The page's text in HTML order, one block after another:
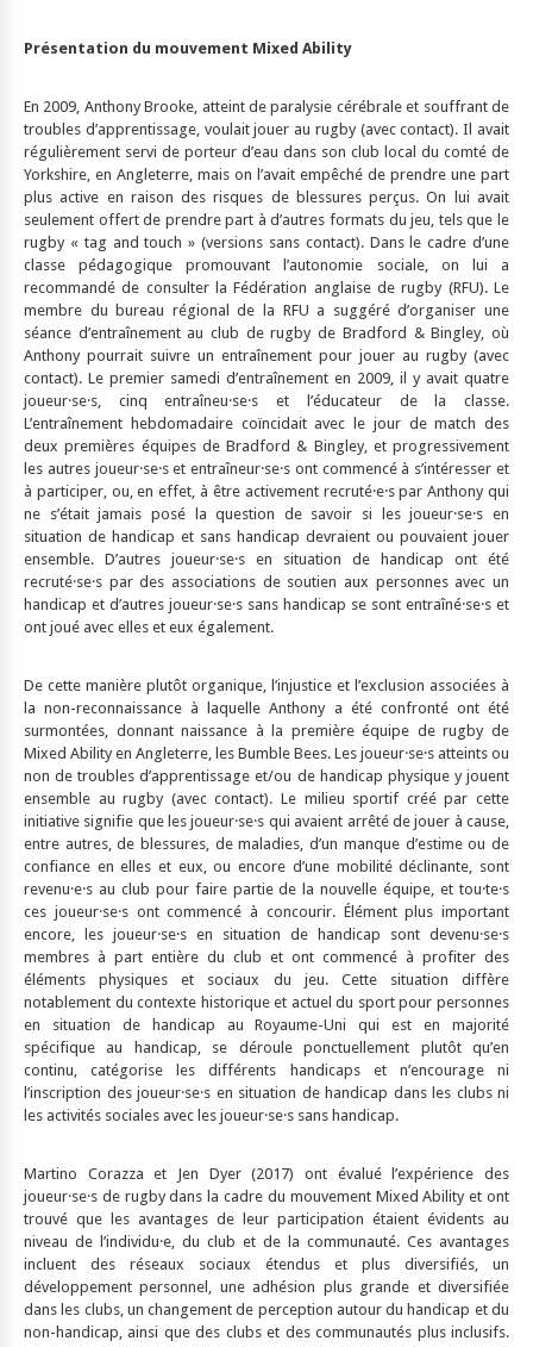
Présentation du mouvement Mixed Ability
En 2009, Anthony Brooke, atteint de paralysie cérébrale et souffrant de
troubles d’apprentissage, voulait jouer au rugby (avec contact). Il avait
régulièrement servi de porteur d’eau dans son club local du comté de
Yorkshire, en Angleterre, mais on l’avait empêché de prendre une part
plus active en raison des risques de blessures perçus. On lui avait
seulement offert de prendre part à d’autres formats du jeu, tels que le
rugby « tag and touch » (versions sans contact). Dans le cadre d’une
classe pédagogique promouvant l’autonomie sociale, on lui a
recommandé de consulter la Fédération anglaise de rugby (RFU). Le
membre du bureau régional de la RFU a suggéré d’organiser une
séance d’entraînement au club de rugby de Bradford & Bingley, où
Anthony pourrait suivre un entraînement pour jouer au rugby (avec
contact). Le premier samedi d’entraînement en 2009, il y avait quatre
joueur·se·s, cinq entraîneu·se·s et l’éducateur de la classe.
L’entraînement hebdomadaire coïncidait avec le jour de match des
deux premières équipes de Bradford & Bingley, et progressivement
les autres joueur·se·s et entraîneur·se·s ont commencé à s’intéresser et
à participer, ou, en effet, à être activement recruté·e·s par Anthony qui
ne s’était jamais posé la question de savoir si les joueur·se·s en
situation de handicap et sans handicap devraient ou pouvaient jouer
ensemble. D’autres joueur·se·s en situation de handicap ont été
recruté·se·s par des associations de soutien aux personnes avec un
handicap et d’autres joueur·se·s sans handicap se sont entraîné·se·s et
ont joué avec elles et eux également.
De cette manière plutôt organique, l’injustice et l’exclusion associées à
la non-reconnaissance à laquelle Anthony a été confronté ont été
surmontées, donnant naissance à la première équipe de rugby de
Mixed Ability en Angleterre, les Bumble Bees. Les joueur·se·s atteints ou
non de troubles d’apprentissage et/ou de handicap physique y jouent
ensemble au rugby (avec contact). Le milieu sportif créé par cette
initiative signifie que les joueur·se·s qui avaient arrêté de jouer à cause,
entre autres, de blessures, de maladies, d’un manque d’estime ou de
confiance en elles et eux, ou encore d’une mobilité déclinante, sont
revenu·e·s au club pour faire partie de la nouvelle équipe, et tou·te·s
ces joueur·se·s ont commencé à concourir. Élément plus important
encore, les joueur·se·s en situation de handicap sont devenu·se·s
membres à part entière du club et ont commencé à profiter des
éléments physiques et sociaux du jeu. Cette situation diffère
notablement du contexte historique et actuel du sport pour personnes
en situation de handicap au Royaume-Uni qui est en majorité
spécifique au handicap, se déroule ponctuellement plutôt qu’en
continu, catégorise les différents handicaps et n’encourage ni
l’inscription des joueur·se·s en situation de handicap dans les clubs ni
les activités sociales avec les joueur·se·s sans handicap.
Martino Corazza et Jen Dyer (2017) ont évalué l’expérience des
joueur·se·s de rugby dans la cadre du mouvement Mixed Ability et ont
trouvé que les avantages de leur participation étaient évidents au
niveau de l’individu·e, du club et de la communauté. Ces avantages
incluent des réseaux sociaux étendus et plus diversifiés, un
développement personnel, une adhésion plus grande et diversifiée
dans les clubs, un changement de perception autour du handicap et du
non-handicap, ainsi que des clubs et des communautés plus inclusifs.